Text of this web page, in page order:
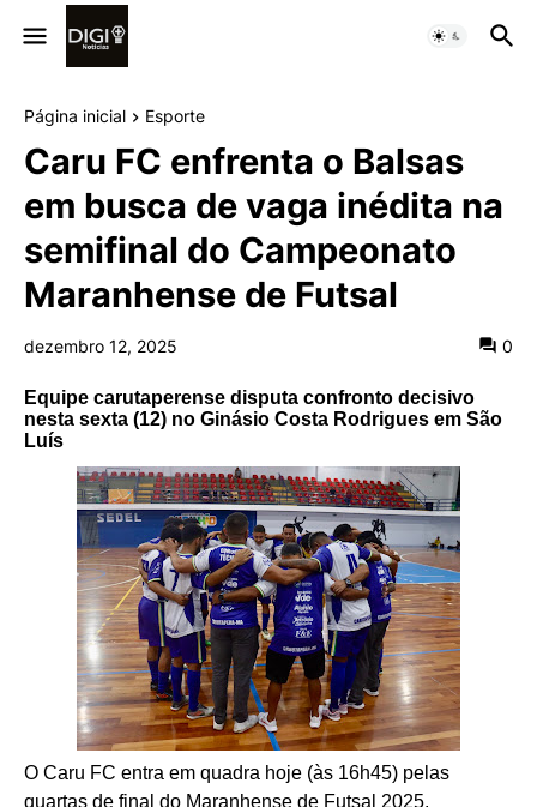
Página inicial Esporte
Caru FC enfrenta o Balsas
em busca de vaga inédita na
semifinal do Campeonato
Maranhense de Futsal
dezembro 12, 2025 0
Equipe carutaperense disputa confronto decisivo
nesta sexta (12) no Ginásio Costa Rodrigues em São
Luís
O Caru FC entra em quadra hoje (às 16h45) pelas
quartas de final do Maranhense de Futsal 2025,